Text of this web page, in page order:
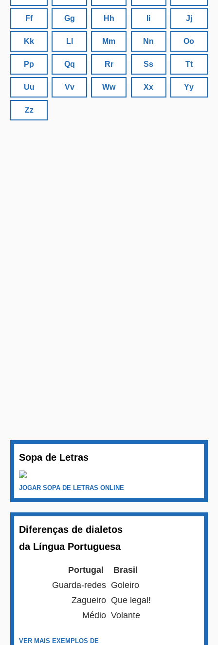
Ff Gg Hh Ii Jj
Kk Ll Mm Nn Oo
Pp Qq Rr Ss Tt
Uu Vv Ww Xx Yy
Zz
Sopa de Letras
JOGAR SOPA DE LETRAS ONLINE
Diferenças de dialetos
da Língua Portuguesa
Portugal
Brasil
Guarda-redes Goleiro
Zagueiro Que legal!
Médio Volante
VER MAIS EXEMPLOS DE